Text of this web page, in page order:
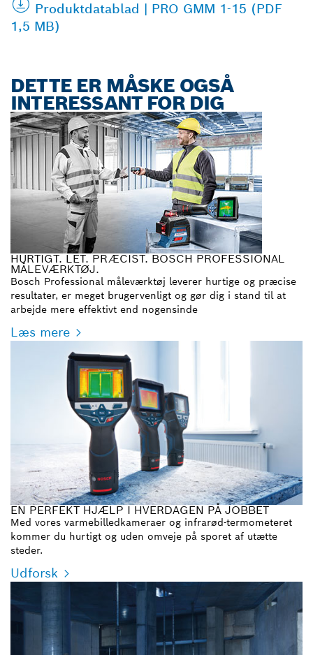
Produktdatablad | PRO GMM 1-15 (PDF
1,5 MB)
DETTE ER MÅSKE OGSÅ
INTERESSANT FOR DIG
HURTIGT. LET. PRÆCIST. BOSCH PROFESSIONAL
MÅLEVÆRKTØJ.
Bosch Professional måleværktøj leverer hurtige og præcise
resultater, er meget brugervenligt og gør dig i stand til at
arbejde mere effektivt end nogensinde
Læs mere
EN PERFEKT HJÆLP I HVERDAGEN PÅ JOBBET
Med vores varmebilledkameraer og infrarød-termometeret
kommer du hurtigt og uden omveje på sporet af utætte
steder.
Udforsk